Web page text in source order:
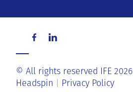
© All rights reserved IFE 2026
Headspin
Privacy Policy